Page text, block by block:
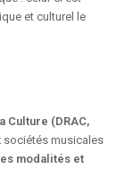
et culturel le
(DRAC,
sociétés musicales
les modalités et